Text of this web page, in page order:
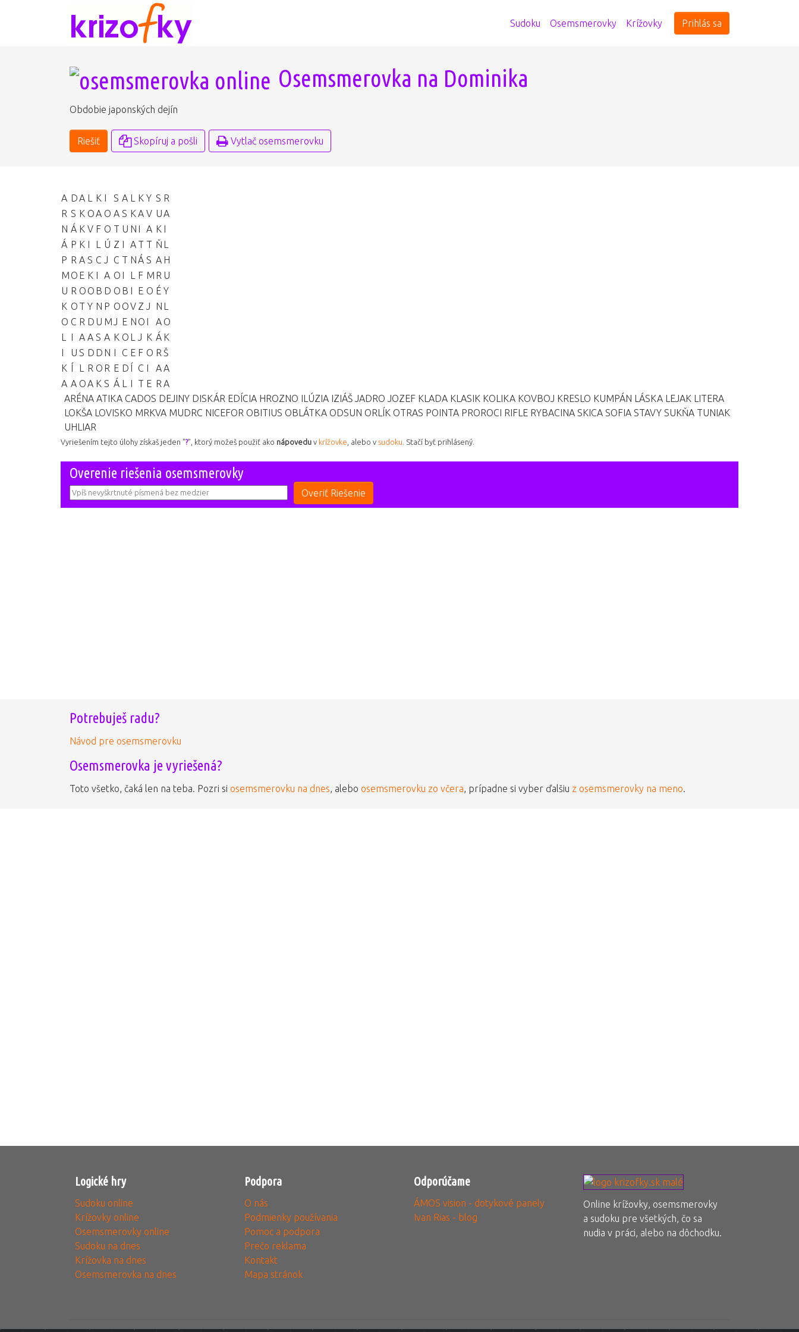
Sudoku Osemsmerovky Krížovky Prihlás sa
Osemsmerovka na Dominika
Obdobie japonských dejín
Riešiť Skopíruj a pošli Vytlač osemsmerovku
A D A L K I S A L K Y S R
R S K O A O A S K A V U A
N Á K V F O T U N I A K I
Á P K I L Ú Z I A T T Ň L
P R A S C J C T N Á S A H
M O E K I A O I L F M R U
U R O O B D O B I E O É Y
K O T Y N P O OV Z J N L
O C R D U M J E N O I A O
L
I A A S A K O L J K Á K
I
U S D D N I C E F O R Š
K Í L R O R E D Í C I A A
A A O A K S Á L I T E R A
ARÉNA ATIKA CADOS DEJINY DISKÁR EDÍCIA HROZNO ILÚZIA IZIÁŠ JADRO JOZEF KLADA KLASIK KOLIKA KOVBOJ KRESLO KUMPÁN LÁSKA LEJAK LITERA
LOKŠA LOVISKO MRKVA MUDRC NICEFOR OBITIUS OBLÁTKA ODSUN ORLÍK OTRAS POINTA PROROCI RIFLE RYBACINA SKICA SOFIA STAVY SUKŇA TUNIAK
UHLIAR
Vyriešením tejto úlohy získaš jeden "?", ktorý možeš použiť ako nápovedu v krížovke , alebo v sudoku . Stačí byť prihlásený.
Overenie riešenia osemsmerovky
Potrebuješ radu?
Návod pre osemsmerovku
Osemsmerovka je vyriešená?
Toto všetko, čaká len na teba. Pozri si osemsmerovku na dnes , alebo osemsmerovku zo včera , prípadne si vyber ďalšiu z osemsmerovky na meno
Logické hry
Sudoku online
Krížovky online
Osemsmerovky online
Sudoku na dnes
Krížovka na dnes
Osemsmerovka na dnes
Podpora
O nás
Podmienky používania
Pomoc a podpora
Prečo reklama
Kontakt
Mapa stránok
Odporúčame
ÁMOS vision - dotykové panely
Ivan Rias - blog
Online krížovky, osemsmerovky
a sudoku pre všetkých, čo sa
nudia v práci, alebo na dôchodku.